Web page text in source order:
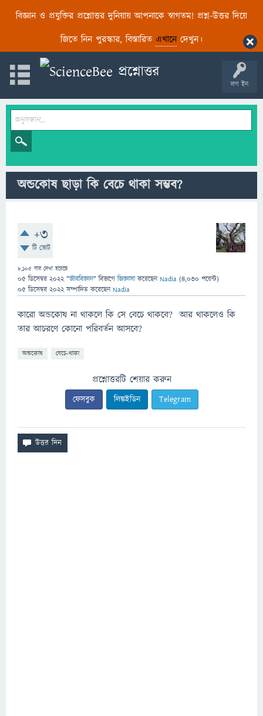
বিজ্ঞান ও প্রযুক্তির প্রশ্নোত্তর দুনিয়ায় আপনাকে স্বাগতম! প্রশ্ন-উত্তর দিয়ে
জিতে নিন পুরস্কার, বিস্তারিত এখানেদেখুন।
লগ ইন
অন্ডকোষ ছাড়া কি বেচে থাকা সম্ভব?
+3
টি ভোট
8,105 বার দেখা হয়েছে
05 ডিসেম্বর 2022 "জীববিজ্ঞান" বিভাগে জিজ্ঞাসাকরেছেনNadia (4,030 পয়েন্ট)
05 ডিসেম্বর 2022 সম্পাদিত করেছেনNadia
কারো অন্ডকোষ না থাকলে কি সে বেচে থাকবে? আর থাকলেও কি
তার আচরণে কোনো পরিবর্তন আসবে?
অন্ডকোষ বেচে-থাকা
প্রশ্নোত্তরটি শেয়ার করুন
ফেসবুক লিঙ্কইডিন Telegram